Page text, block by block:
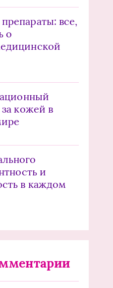
все,
о
кожей в
и
в каждом